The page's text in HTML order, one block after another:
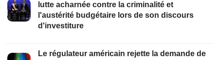
lutte acharnée contre la criminalité et
l'austérité budgétaire lors de son discours
d'investiture
Le régulateur américain rejette la demande de